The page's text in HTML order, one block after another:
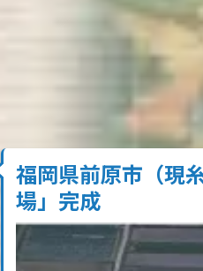
福岡県前原市（現
場」完成